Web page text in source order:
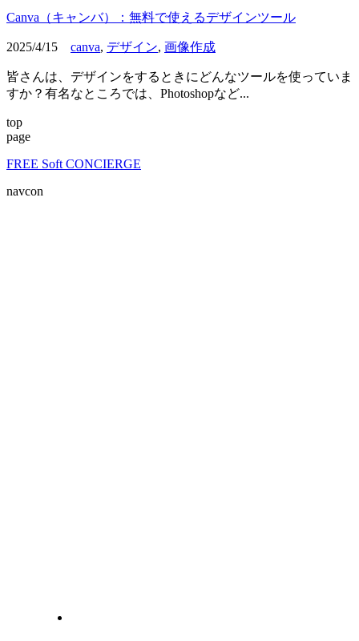
Canva（キャンバ）：無料で使えるデザインツール
2025/4/15 canva, デザイン, 画像作成
皆さんは、デザインをするときにどんなツールを使っていま
すか？有名なところでは、Photoshopなど...
top
page
FREE Soft CONCIERGE
navcon